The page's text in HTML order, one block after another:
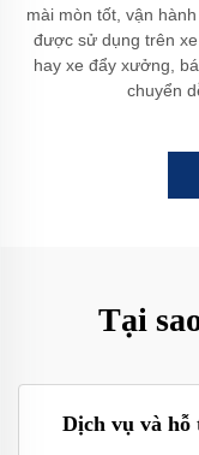
mài mòn tốt, vận
được sử dụng trên
hay xe đẩy xưởng,
chuyển
Tại
Dịch vụ và hỗ